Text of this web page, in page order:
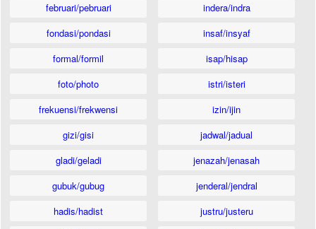
februari/pebruari
fondasi/pondasi
formal/formil
foto/photo
frekuensi/frekwensi
gizi/gisi
gladi/geladi
gubuk/gubug
hadis/hadist
indera/indra
insaf/insyaf
isap/hisap
istri/isteri
izin/ijin
jadwal/jadual
jenazah/jenasah
jenderal/jendral
justru/justeru